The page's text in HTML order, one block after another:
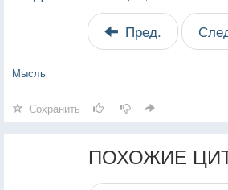
Пред.
Мысль
Сохранить
ПОХОЖИЕ